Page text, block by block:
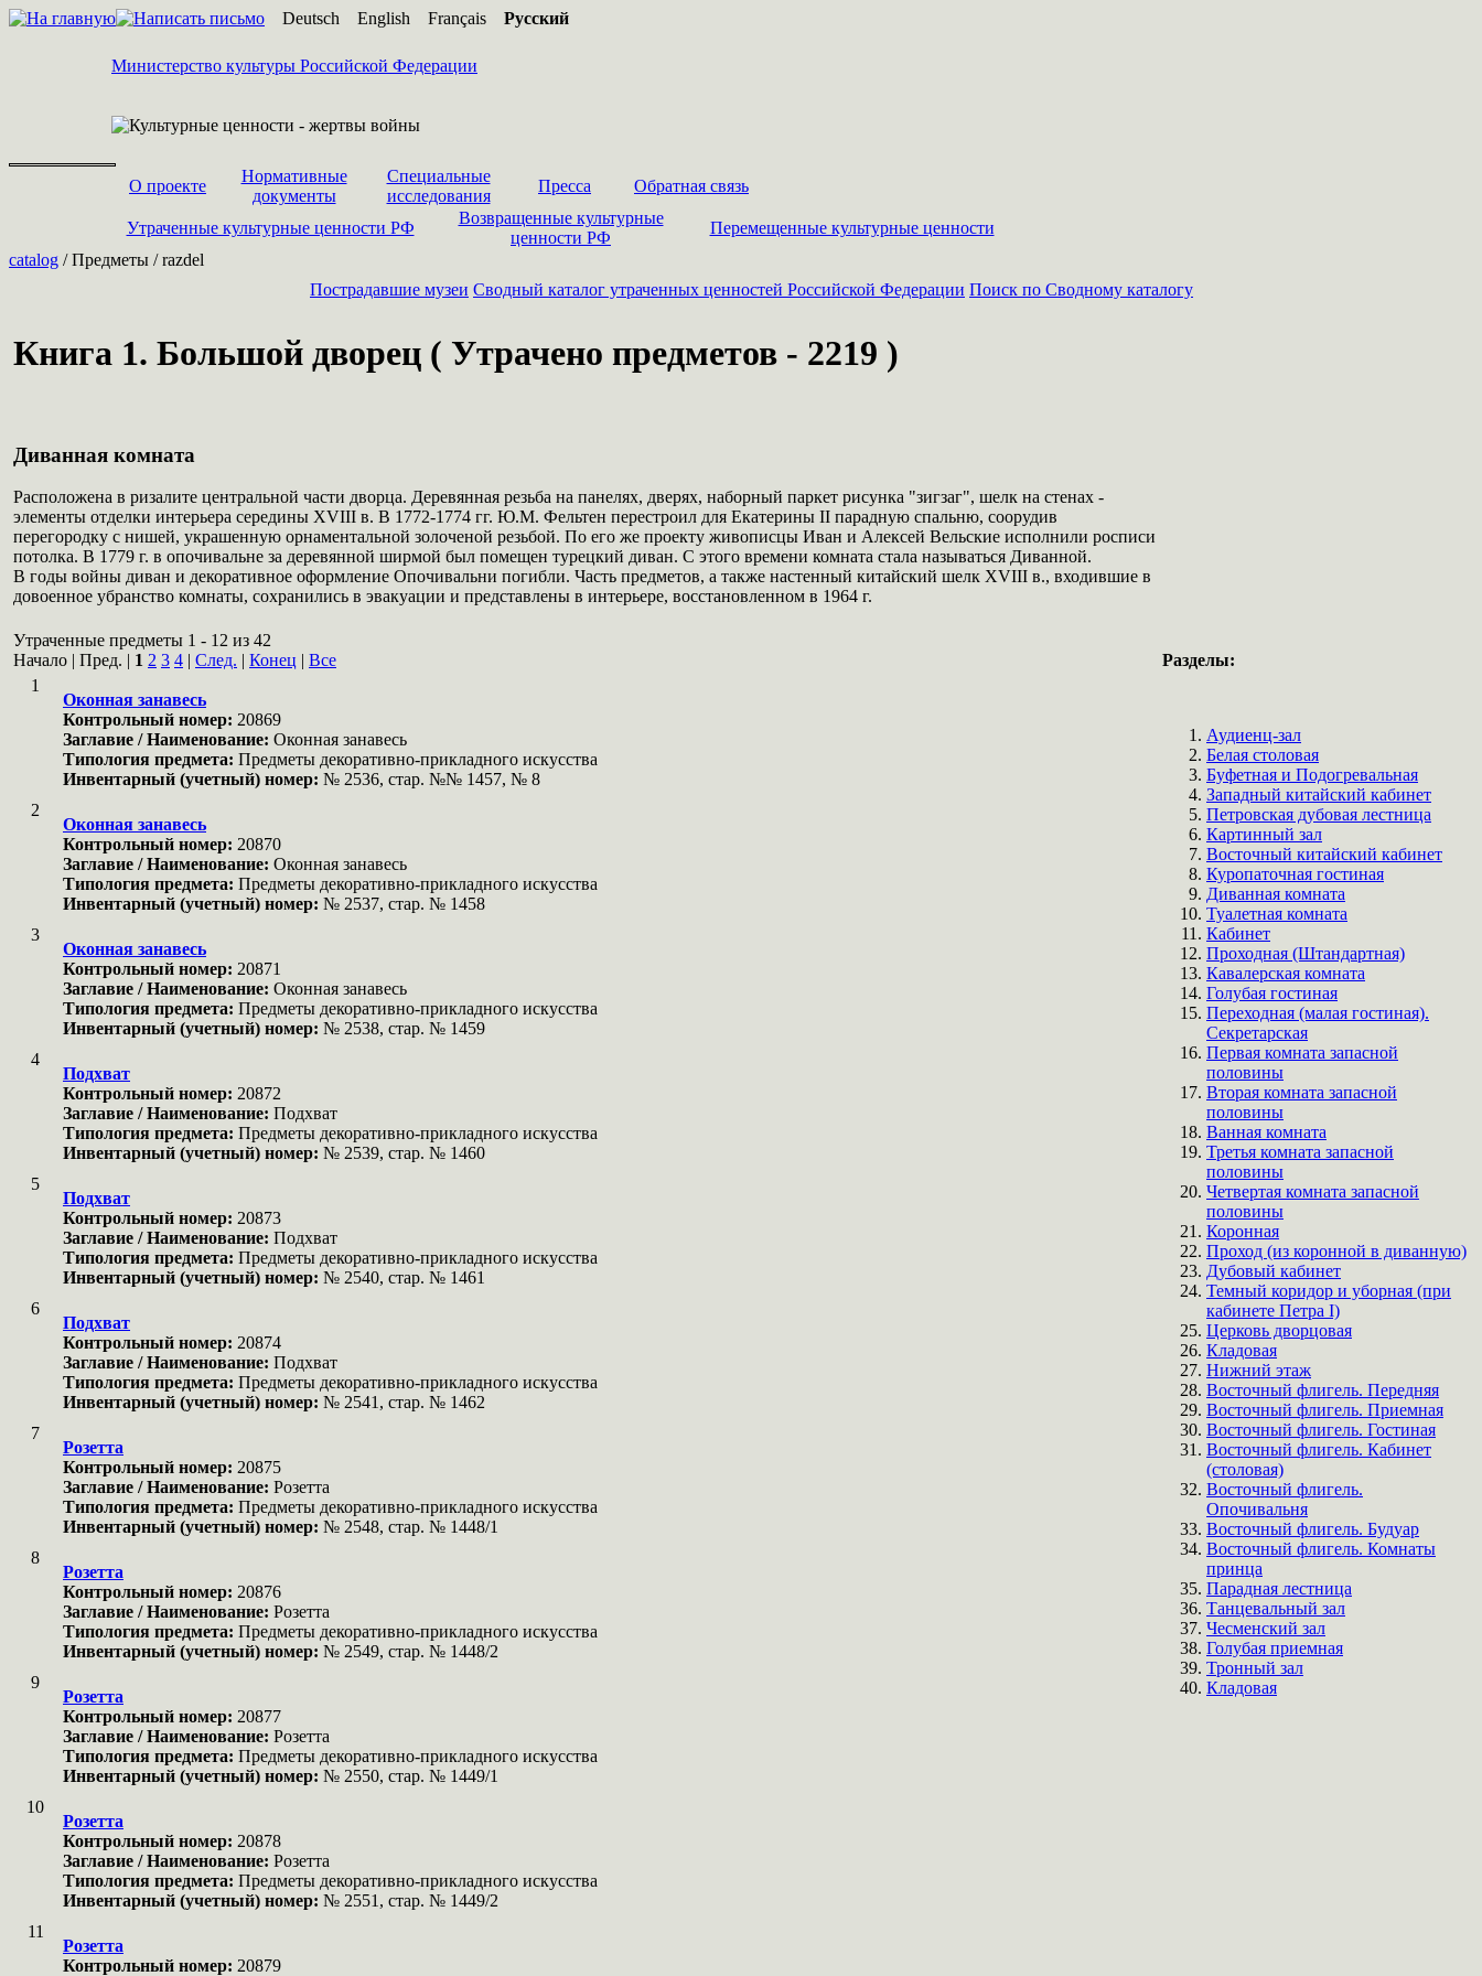
Deutsch English Français Русский
Министерство культуры Российской Федерации
О проекте
Нормативные
документы
Специальные
исследования
Пресса Обратная связь
Утраченные культурные ценности РФ
Возвращенные культурные
ценности РФ
Перемещенные культурные ценности
catalog / Предметы / razdel
Пострадавшие музеи Cводный каталог утраченных ценностей Российской Федерации Поиск по Сводному каталогу
Книга 1. Большой дворец ( Утрачено предметов - 2219 )
Диванная комната
Расположена в ризалите центральной части дворца. Деревянная резьба на панелях, дверях, наборный паркет рисунка "зигзаг", шелк на стенах -
элементы отделки интерьера середины XVIII в. В 1772-1774 гг. Ю.М. Фельтен перестроил для Екатерины II парадную спальню, соорудив
перегородку с нишей, украшенную орнаментальной золоченой резьбой. По его же проекту живописцы Иван и Алексей Вельские исполнили росписи
потолка. В 1779 г. в опочивальне за деревянной ширмой был помещен турецкий диван. С этого времени комната стала называться Диванной.
В годы войны диван и декоративное оформление Опочивальни погибли. Часть предметов, а также настенный китайский шелк XVIII в., входившие в
довоенное убранство комнаты, сохранились в эвакуации и представлены в интерьере, восстановленном в 1964 г.
Утраченные предметы 1 - 12 из 42
Начало | Пред. | 1 2 3 4 | След. | Конец | Все
1
Оконная занавесь
Контрольный номер: 20869
Заглавие / Наименование: Оконная занавесь
Типология предмета: Предметы декоративно-прикладного искусства
Инвентарный (учетный) номер: № 2536, стар. №№ 1457, № 8
2
Оконная занавесь
Контрольный номер: 20870
Заглавие / Наименование: Оконная занавесь
Типология предмета: Предметы декоративно-прикладного искусства
Инвентарный (учетный) номер: № 2537, стар. № 1458
3
Оконная занавесь
Контрольный номер: 20871
Заглавие / Наименование: Оконная занавесь
Типология предмета: Предметы декоративно-прикладного искусства
Инвентарный (учетный) номер: № 2538, стар. № 1459
4
Подхват
Контрольный номер: 20872
Заглавие / Наименование: Подхват
Типология предмета: Предметы декоративно-прикладного искусства
Инвентарный (учетный) номер: № 2539, стар. № 1460
5
Подхват
Контрольный номер: 20873
Заглавие / Наименование: Подхват
Типология предмета: Предметы декоративно-прикладного искусства
Инвентарный (учетный) номер: № 2540, стар. № 1461
6
Подхват
Контрольный номер: 20874
Заглавие / Наименование: Подхват
Типология предмета: Предметы декоративно-прикладного искусства
Инвентарный (учетный) номер: № 2541, стар. № 1462
7
Розетта
Контрольный номер: 20875
Заглавие / Наименование: Розетта
Типология предмета: Предметы декоративно-прикладного искусства
Инвентарный (учетный) номер: № 2548, стар. № 1448/1
8
Розетта
Контрольный номер: 20876
Заглавие / Наименование: Розетта
Типология предмета: Предметы декоративно-прикладного искусства
Инвентарный (учетный) номер: № 2549, стар. № 1448/2
9
Розетта
Контрольный номер: 20877
Заглавие / Наименование: Розетта
Типология предмета: Предметы декоративно-прикладного искусства
Инвентарный (учетный) номер: № 2550, стар. № 1449/1
10
Розетта
Контрольный номер: 20878
Заглавие / Наименование: Розетта
Типология предмета: Предметы декоративно-прикладного искусства
Инвентарный (учетный) номер: № 2551, стар. № 1449/2
11
Розетта
Контрольный номер: 20879
Разделы:
Аудиенц-зал
Белая столовая
Буфетная и Подогревальная
Западный китайский кабинет
Петровская дубовая лестница
Картинный зал
Восточный китайский кабинет
Куропаточная гостиная
Диванная комната
Туалетная комната
Кабинет
Проходная (Штандартная)
Кавалерская комната
Голубая гостиная
Переходная (малая гостиная).
Секретарская
Первая комната запасной
половины
Вторая комната запасной
половины
Ванная комната
Третья комната запасной
половины
Четвертая комната запасной
половины
Коронная
Проход (из коронной в диванную)
Дубовый кабинет
Темный коридор и уборная (при
кабинете Петра I)
Церковь дворцовая
Кладовая
Нижний этаж
Восточный флигель. Передняя
Восточный флигель. Приемная
Восточный флигель. Гостиная
Восточный флигель. Кабинет
(столовая)
Восточный флигель.
Опочивальня
Восточный флигель. Будуар
Восточный флигель. Комнаты
принца
Парадная лестница
Танцевальный зал
Чесменский зал
Голубая приемная
Тронный зал
Кладовая